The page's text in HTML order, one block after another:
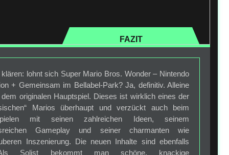
FAZIT
lohnt sich Super Mario Bros. Wonder – Nintendo
+ Gemeinsam im Bellabel-Park? Ja, definitiv. Alleine
originalen Hauptspiel. Dieses ist wirklich eines der
Marios überhaupt und verzückt auch beim
mit seinen zahlreichen Ideen, seinem
Gameplay und seiner charmanten wie
Inszenierung. Die neuen Inhalte sind ebenfalls
Solist bekommt man schöne, knackige